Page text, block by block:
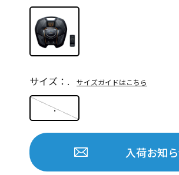
.
サイズ：. サイズガイドはこちら
入荷お知